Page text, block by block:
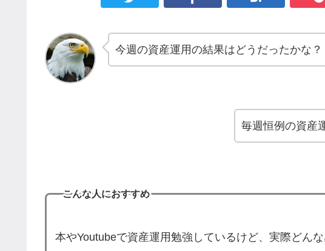
今週の資産運用の結果はどうだったかな？
毎週恒例の資産
こんな人におすすめ
本やYoutubeで資産運用勉強しているけど、実際どん